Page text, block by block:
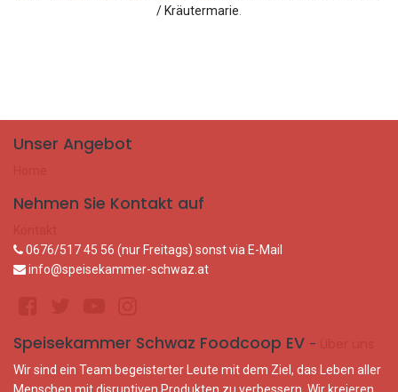
/ Kräutermarie
Unser Angebot
Nehmen Sie Kontakt auf
0676/517 45 56 (nur Freitags) sonst via E-Mail
info@speisekammer-schwaz.at
Speisekammer Schwaz Foodcoop EV -
Wir sind ein Team begeisterter Leute mit dem Ziel, das Leben aller